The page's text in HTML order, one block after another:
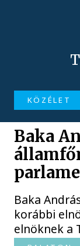
KÖZÉLET
Baka
Baka
korábbi
elnöknek a